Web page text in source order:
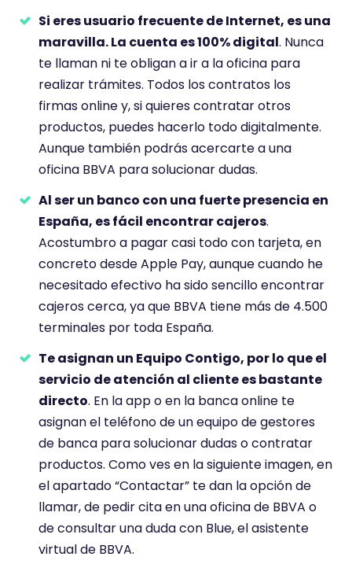
Si eres usuario frecuente de Internet, es una
maravilla. La cuenta es 100% digital. Nunca
te llaman ni te obligan a ir a la oficina para
realizar trámites. Todos los contratos los
firmas online y, si quieres contratar otros
productos, puedes hacerlo todo digitalmente.
Aunque también podrás acercarte a una
oficina BBVA para solucionar dudas.
Al ser un banco con una fuerte presencia en
España, es fácil encontrar cajeros.
Acostumbro a pagar casi todo con tarjeta, en
concreto desde Apple Pay, aunque cuando he
necesitado efectivo ha sido sencillo encontrar
cajeros cerca, ya que BBVA tiene más de 4.500
terminales por toda España.
Te asignan un Equipo Contigo, por lo que el
servicio de atención al cliente es bastante
directo. En la app o en la banca online te
asignan el teléfono de un equipo de gestores
de banca para solucionar dudas o contratar
productos. Como ves en la siguiente imagen, en
el apartado “Contactar” te dan la opción de
llamar, de pedir cita en una oficina de BBVA o
de consultar una duda con Blue, el asistente
virtual de BBVA.